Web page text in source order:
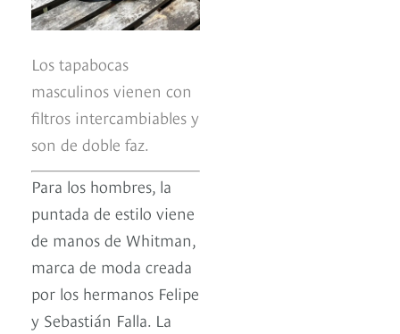
Los tapabocas
masculinos vienen con
filtros intercambiables y
son de doble faz.
Para los hombres, la
puntada de estilo viene
de manos de Whitman,
marca de moda creada
por los hermanos Felipe
y Sebastián Falla. La